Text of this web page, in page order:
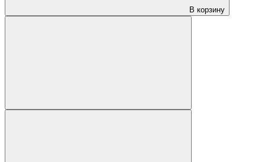
В корзину